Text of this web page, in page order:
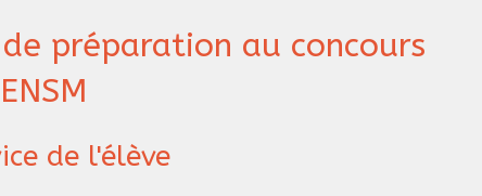
préparation au concours
ENSM
de l'élève